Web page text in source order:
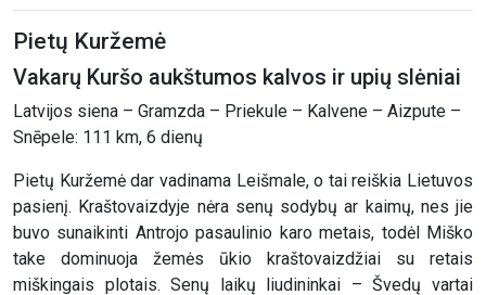
Pietų Kuržemė
Vakarų Kuršo aukštumos kalvos ir upių slėniai
Latvijos siena – Gramzda – Priekule – Kalvene – Aizpute –
Snēpele: 111 km, 6 dienų
Pietų Kuržemė dar vadinama Leišmale, o tai reiškia Lietuvos
pasienį. Kraštovaizdyje nėra senų sodybų ar kaimų, nes jie
buvo sunaikinti Antrojo pasaulinio karo metais, todėl Miško
take dominuoja žemės ūkio kraštovaizdžiai su retais
miškingais plotais. Senų laikų liudininkai – Švedų vartai